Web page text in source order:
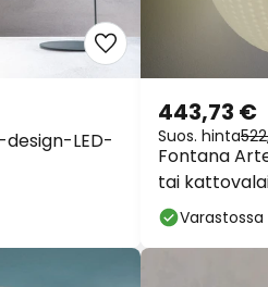
LED-
Fontana
tai
443,73 €
Suos. hinta
Varastossa